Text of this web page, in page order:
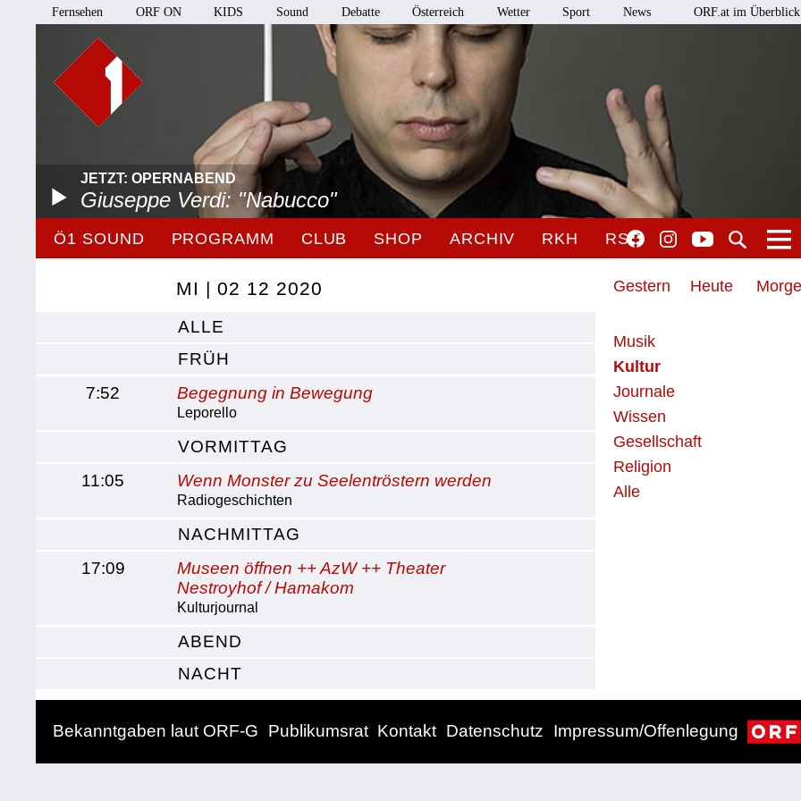
Fernsehen ORF ON KIDS Sound Debatte Österreich Wetter Sport News ORF.at im Überblick
JETZT: OPERNABEND
Giuseppe Verdi: "Nabucco"
Ö1 SOUND PROGRAMM CLUB SHOP ARCHIV RKH RSO
Gestern Heute
Musik
Kultur
Journale
Wissen
Gesellschaft
Religion
Alle
MI | 02 12 2020
ALLE
FRÜH
7:52
Begegnung in Bewegung
Leporello
VORMITTAG
11:05
Wenn Monster zu Seelentröstern werden
Radiogeschichten
NACHMITTAG
17:09
Museen öffnen ++ AzW ++ Theater
Nestroyhof / Hamakom
Kulturjournal
ABEND
NACHT
Bekanntgaben laut ORF-G Publikumsrat Kontakt Datenschutz Impressum/Offenlegung